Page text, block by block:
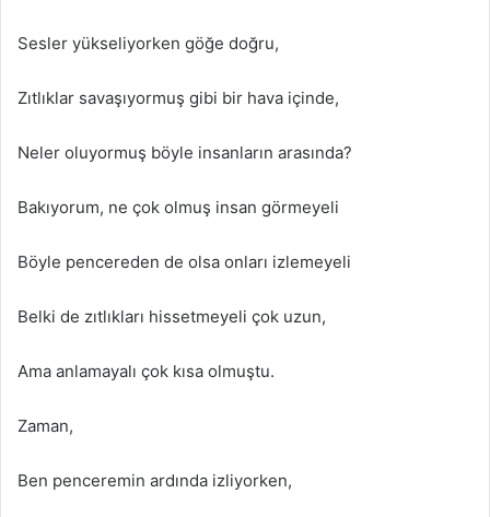
Sesler yükseliyorken göğe doğru,
Zıtlıklar savaşıyormuş gibi bir hava içinde,
Neler oluyormuş böyle insanların arasında?
Bakıyorum, ne çok olmuş insan görmeyeli
Böyle pencereden de olsa onları izlemeyeli
Belki de zıtlıkları hissetmeyeli çok uzun,
Ama anlamayalı çok kısa olmuştu.
Zaman,
Ben penceremin ardında izliyorken,